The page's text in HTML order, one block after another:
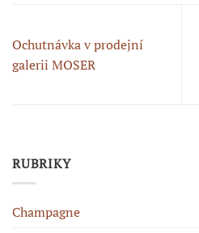
Ochutnávka v prodejní
galerii MOSER
RUBRIKY
Champagne